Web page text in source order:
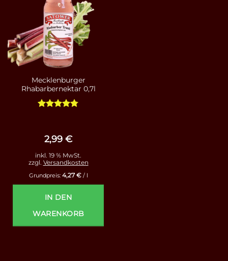
Mecklenburger
Rhabarbernektar 0,7l
2,99 €
inkl. 19 % MwSt.
zzgl. Versandkosten
Grundpreis: 4,27 €/ l
IN DEN
WARENKORB